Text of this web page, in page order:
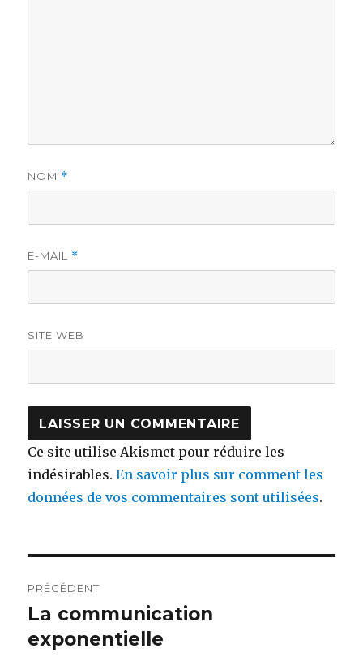
NOM *
E-MAIL *
SITE WEB
Ce site utilise Akismet pour réduire les
indésirables.En savoir plus sur comment les
données de vos commentaires sont utilisées.
de
l’article
PRÉCÉDENT
Article
précédent :
La communication
exponentielle